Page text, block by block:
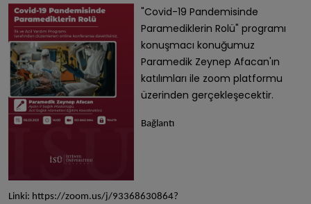
"Covid-19 Pandemisinde
Paramediklerin Rolü" programı
konuşmacı konuğumuz
Paramedik Zeynep Afacan'ın
katılımları ile zoom platformu
üzerinden gerçekleşecektir.
Bağlantı
Linki: https://zoom.us/j/93368630864?